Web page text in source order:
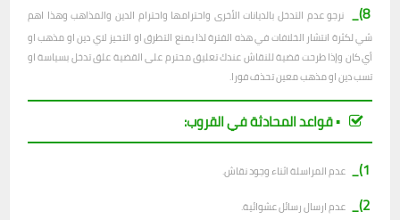
8)_
نرجو عدم التدخل بالديانات الأخرى واحترامها واحترام الدين والمذاهب وهذا اهم
شي لكثرة انتشار الخلافات في هذه الفترة لذا يمنع التطرق او التحيز لاي دين او مذهب او
أي كان وإذا طرحت قضية للنقاش عندك تعليق محترم على القضية علق تدخل بسياسة او
تسب دين او مذهب معين تحذف فورا.
▪︎ قواعد المحادثة في القروب:
1)_
عدم المراسلة اثناء وجود نقاش.
2)_ عدم ارسال رسائل عشوائية.